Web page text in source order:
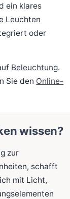
ein klares
Leuchten
oder
Beleuchtung.
Sie den Online-
wissen?
zur
schafft
mit Licht,